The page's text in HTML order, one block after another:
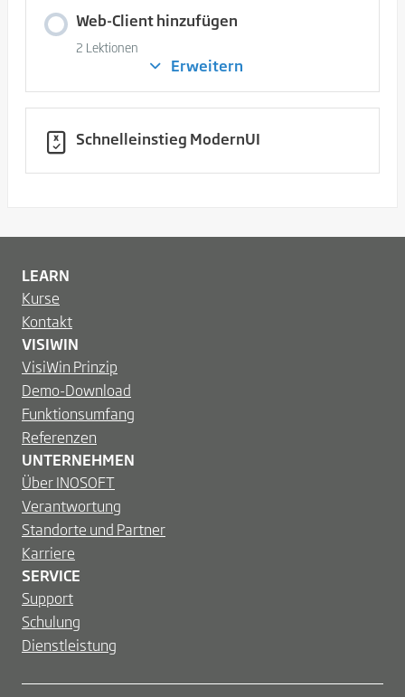
Web-Client hinzufügen
2 Lektionen
Erweitern
Web-
Schnelleinstieg ModernUI
LEARN
Kurse
Kontakt
VISIWIN
VisiWin Prinzip
Demo-Download
Funktionsumfang
Referenzen
UNTERNEHMEN
Über INOSOFT
Verantwortung
Standorte und Partner
Karriere
SERVICE
Support
Schulung
Dienstleistung